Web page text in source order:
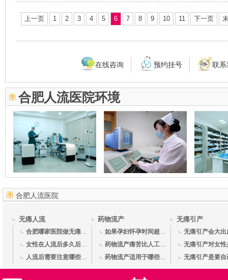
上一页 1 2 3 4 5 6 7 8 9 10 11 下一页
在线咨询 预约挂号 联系
合肥人流医院环境
合肥人流医院
无痛人流
合肥哪家医院做无痛人流技术好？
女性在人流后多久后可以重新怀孕
人流后需要注意哪些事项呢？
药物流产
如果孕妇怀孕时间超过49天,该如何
药物流产痛苦比人工流要疼么
药物流产适用于哪些情况的孕妇？
无痛引产
无痛引产会大出